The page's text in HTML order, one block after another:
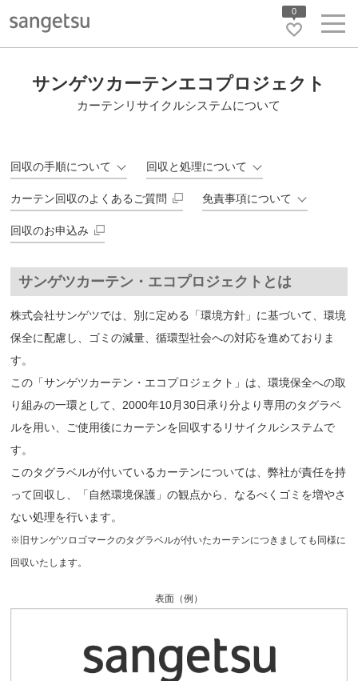
0
サンゲツカーテンエコプロジェクト
カーテンリサイクルシステムについて
回収の手順について 回収と処理について
カーテン回収のよくあるご質問 免責事項について
回収のお申込み
サンゲツカーテン・エコプロジェクトとは
株式会社サンゲツでは、別に定める「環境方針」に基づいて、環境
保全に配慮し、ゴミの減量、循環型社会への対応を進めておりま
す。
この「サンゲツカーテン・エコプロジェクト」は、環境保全への取
り組みの一環として、2000年10月30日承り分より専用のタグラベ
ルを用い、ご使用後にカーテンを回収するリサイクルシステムで
す。
このタグラベルが付いているカーテンについては、弊社が責任を持
って回収し、「自然環境保護」の観点から、なるべくゴミを増やさ
ない処理を行います。
※旧サンゲツロゴマークのタグラベルが付いたカーテンにつきましても同様に
回収いたします。
表面（例）